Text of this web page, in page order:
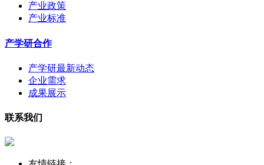
产业政策
产业标准
产学研合作
产学研最新动态
企业需求
成果展示
联系我们